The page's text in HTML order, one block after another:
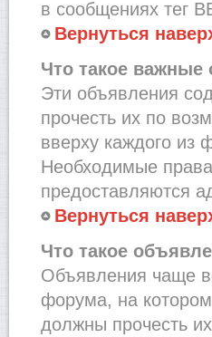
в сообщениях тег
Вернуться
Что такое важные
Эти объявления
прочесть их по
вверху каждого из
Необходимые
предоставляются
Вернуться
Что такое
Объявления чаще
форума, на
должны прочесть